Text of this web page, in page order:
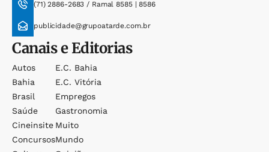
(71) 2886-2683 / Ramal 8585 | 8586
publicidade@grupoatarde.com.br
Canais e Editorias
Autos
Bahia
Brasil
Saúde
Cineinsite
Concursos
E.c. Bahia
E.c. Vitória
Empregos
Gastronomia
Muito
Mundo